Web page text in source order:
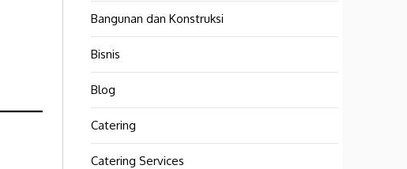
Bangunan dan Konstruksi
Bisnis
Blog
Catering
Catering Services